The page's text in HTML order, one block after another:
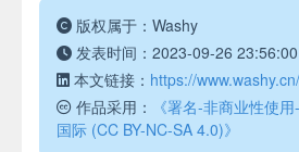
版权属于：Washy
发表时间：2023-09-26 23:56:00
本文链接： https://
作品采用：
《署名-非商业性使
国际 (CC BY-NC-SA 4.0)》